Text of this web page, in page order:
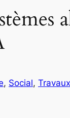
, Social,